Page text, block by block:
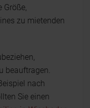
Größe,
zu mietenden
beauftragen.
nach
Sie einen